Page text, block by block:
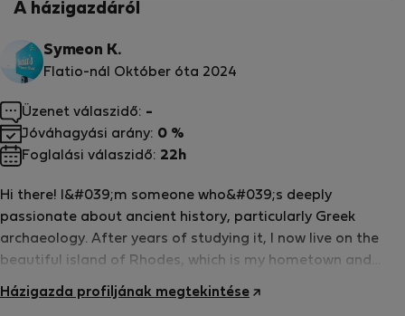
A házigazdáról
Symeon K.
Flatio-nál Október óta 2024
Hi there! I&#039;m someone who&#039;s deeply
passionate about ancient history, particularly Greek
archaeology. After years of studying it, I now live on the
beautiful island of Rhodes, which is my hometown and
where I work as a host for short-term rentals. It&#039;s a
Házigazda profiljának megtekintése
Üzenet válaszidő: -
Jóváhagyási arány: 0 %
Foglalási válaszidő: 22h